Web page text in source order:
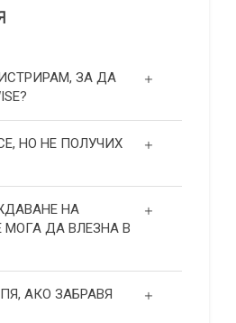
ЗА ДА
НО НЕ ПОЛУЧИХ
НА
МОГА ДА ВЛЕЗНА В
АКО ЗАБРАВЯ